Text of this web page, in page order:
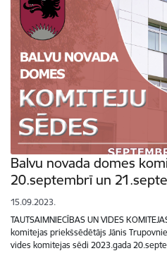
Balvu novada domes
20.septembrī un
15.09.2023.
TAUTSAIMNIECĪBAS UN VIDES
komitejas priekšsēdētājs Jānis
vides komitejas sēdi 2023.gada